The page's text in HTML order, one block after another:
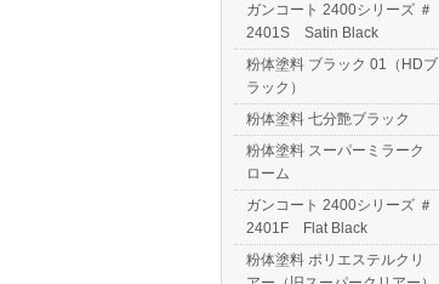
ガンコート 2400シリーズ ＃
2401S Satin Black
粉体塗料 ブラック 01（HDブ
ラック）
粉体塗料 七分艶ブラック
粉体塗料 スーパーミラーク
ローム
ガンコート 2400シリーズ ＃
2401F Flat Black
粉体塗料 ポリエステルクリ